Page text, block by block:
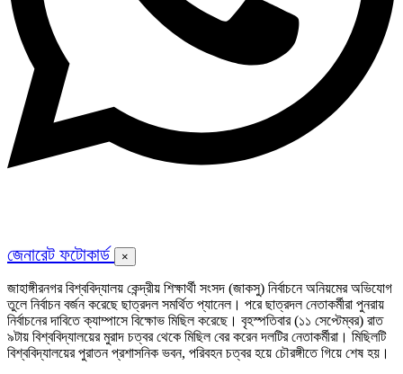
জেনারেট ফটোকার্ড ×
জাহাঙ্গীরনগর বিশ্ববিদ্যালয় কেন্দ্রীয় শিক্ষার্থী সংসদ (জাকসু) নির্বাচনে অনিয়মের অভিযোগ
তুলে নির্বাচন বর্জন করেছে ছাত্রদল সমর্থিত প্যানেল। পরে ছাত্রদল নেতাকর্মীরা পুনরায়
নির্বাচনের দাবিতে ক্যাম্পাসে বিক্ষোভ মিছিল করেছে। বৃহস্পতিবার (১১ সেপ্টেম্বর) রাত
৯টায় বিশ্ববিদ্যালয়ের মুরাদ চত্বর থেকে মিছিল বের করেন দলটির নেতাকর্মীরা। মিছিলটি
বিশ্ববিদ্যালয়ের পুরাতন প্রশাসনিক ভবন, পরিবহন চত্বর হয়ে চৌরঙ্গীতে গিয়ে শেষ হয়।